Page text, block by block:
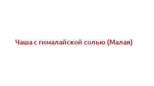
Чаша с гималайской солью (Малая)